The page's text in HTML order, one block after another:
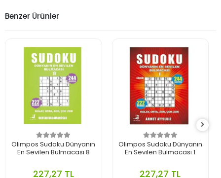
Benzer Ürünler
Olimpos Sudoku Dünyanın
En Sevilen Bulmacası 8
227,27 TL
Olimpos Sudoku Dünyanın
En Sevılen Bulmacası 1
227,27 TL